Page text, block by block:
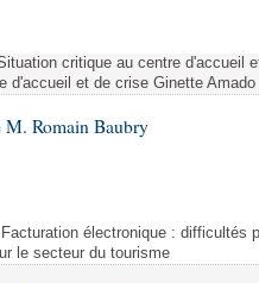
critique au centre d'accueil
d'accueil et de crise Ginette Amado
M. Romain Baubry
électronique : difficultés
le secteur du tourisme